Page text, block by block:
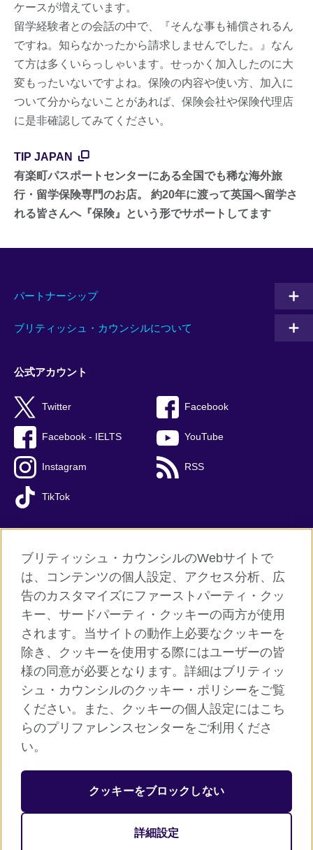
ケースが増えています。
留学経験者との会話の中で、『そんな事も補償されるん
ですね。知らなかったから請求しませんでした。』なん
て方は多くいらっしゃいます。せっかく加入したのに大
変もったいないですよね。保険の内容や使い方、加入に
ついて分からないことがあれば、保険会社や保険代理店
に是非確認してみてください。
TIP JAPAN
有楽町パスポートセンターにある全国でも稀な海外旅
行・留学保険専門のお店。 約20年に渡って英国へ留学さ
れる皆さんへ『保険』という形でサポートしてます
パートナーシップ
ブリティッシュ・カウンシルについて
公式アカウント
Twitter Facebook
Facebook - IELTS YouTube
Instagram RSS
TikTok
ご利用に際して
個人情報保護
クッキー（Cookie）について
よくあるご質問
サイトマップ
す。
英国では公益団体（非営利組織）として登録されています。公益
団体番号：209131（イングランド、ウェールズ）、SC037733
ブリティッシュ・カウンシルのWebサイトで
は、コンテンツの個人設定、アクセス分析、広
告のカスタマイズにファーストパーティ・クッ
キー、サードパーティ・クッキーの両方が使用
されます。当サイトの動作上必要なクッキーを
除き、クッキーを使用する際にはユーザーの皆
様の同意が必要となります。詳細はブリティッ
シュ・カウンシルのクッキー・ポリシーをご覧
ください。また、クッキーの個人設定にはこち
らのプリファレンスセンターをご利用くださ
い。
クッキーをブロックしない
詳細設定